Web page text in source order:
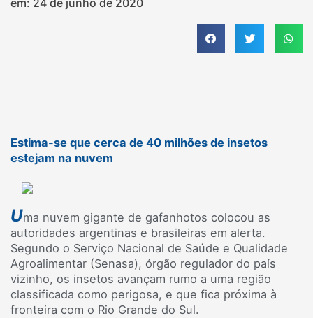
em: 24 de junho de 2020
Estima-se que cerca de 40 milhões de insetos
estejam na nuvem
Uma nuvem gigante de gafanhotos colocou as
autoridades argentinas e brasileiras em alerta.
Segundo o Serviço Nacional de Saúde e Qualidade
Agroalimentar (Senasa), órgão regulador do país
vizinho, os insetos avançam rumo a uma região
classificada como perigosa, e que fica próxima à
fronteira com o Rio Grande do Sul.